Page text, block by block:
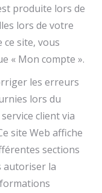
produite lors de
lors de votre
site, vous
« Mon compte ».
les erreurs
lors du
client via
site Web affiche
sections
autoriser la